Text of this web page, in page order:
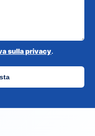
sulla privacy.